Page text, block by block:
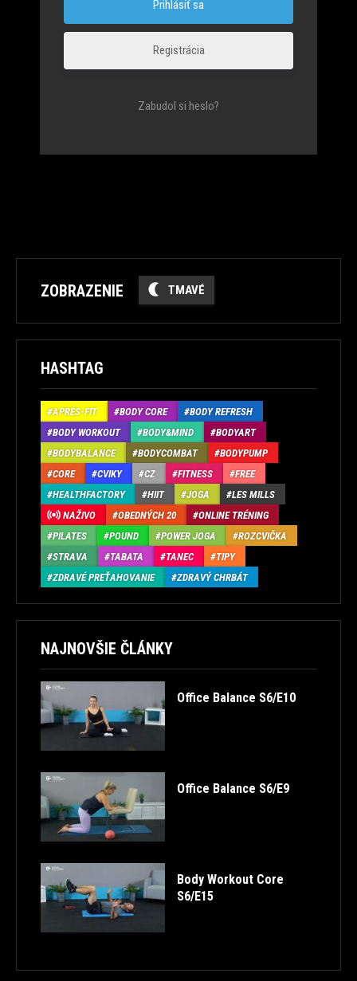
Registrácia
Zabudol si heslo?
ZOBRAZENIE TMAVÉ
HASHTAG
APRÉS-FIT BODY CORE
BODY REFRESH
BODY WORKOUT
BODY&MIND
BODYART
BODYBALANCE
BODYCOMBAT
BODYPUMP
CORE
CVIKY CZ FITNESS
FREE
HEALTHFACTORY
HIIT JOGA
LES MILLS
NAŽIVO
OBEDNÝCH 20
ONLINE TRÉNING
PILATES
POUND POWER JOGA
ROZCVIČKA
STRAVA
TABATA TANEC
TIPY
ZDRAVÉ PREŤAHOVANIE
ZDRAVÝ CHRBÁT
NAJNOVŠIE ČLÁNKY
Office Balance S6/E10
Office Balance S6/E9
Body Workout Core
S6/E15